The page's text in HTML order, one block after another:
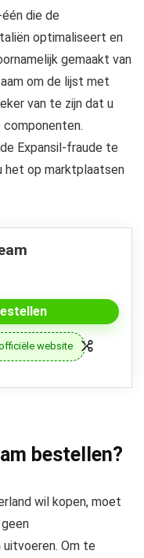
die de
optimaliseert en
gemaakt van
om de lijst met
van te zijn dat u
Expansil-fraude te
het op marktplaatsen
officiële website
bestellen?
wil kopen, moet
Om te